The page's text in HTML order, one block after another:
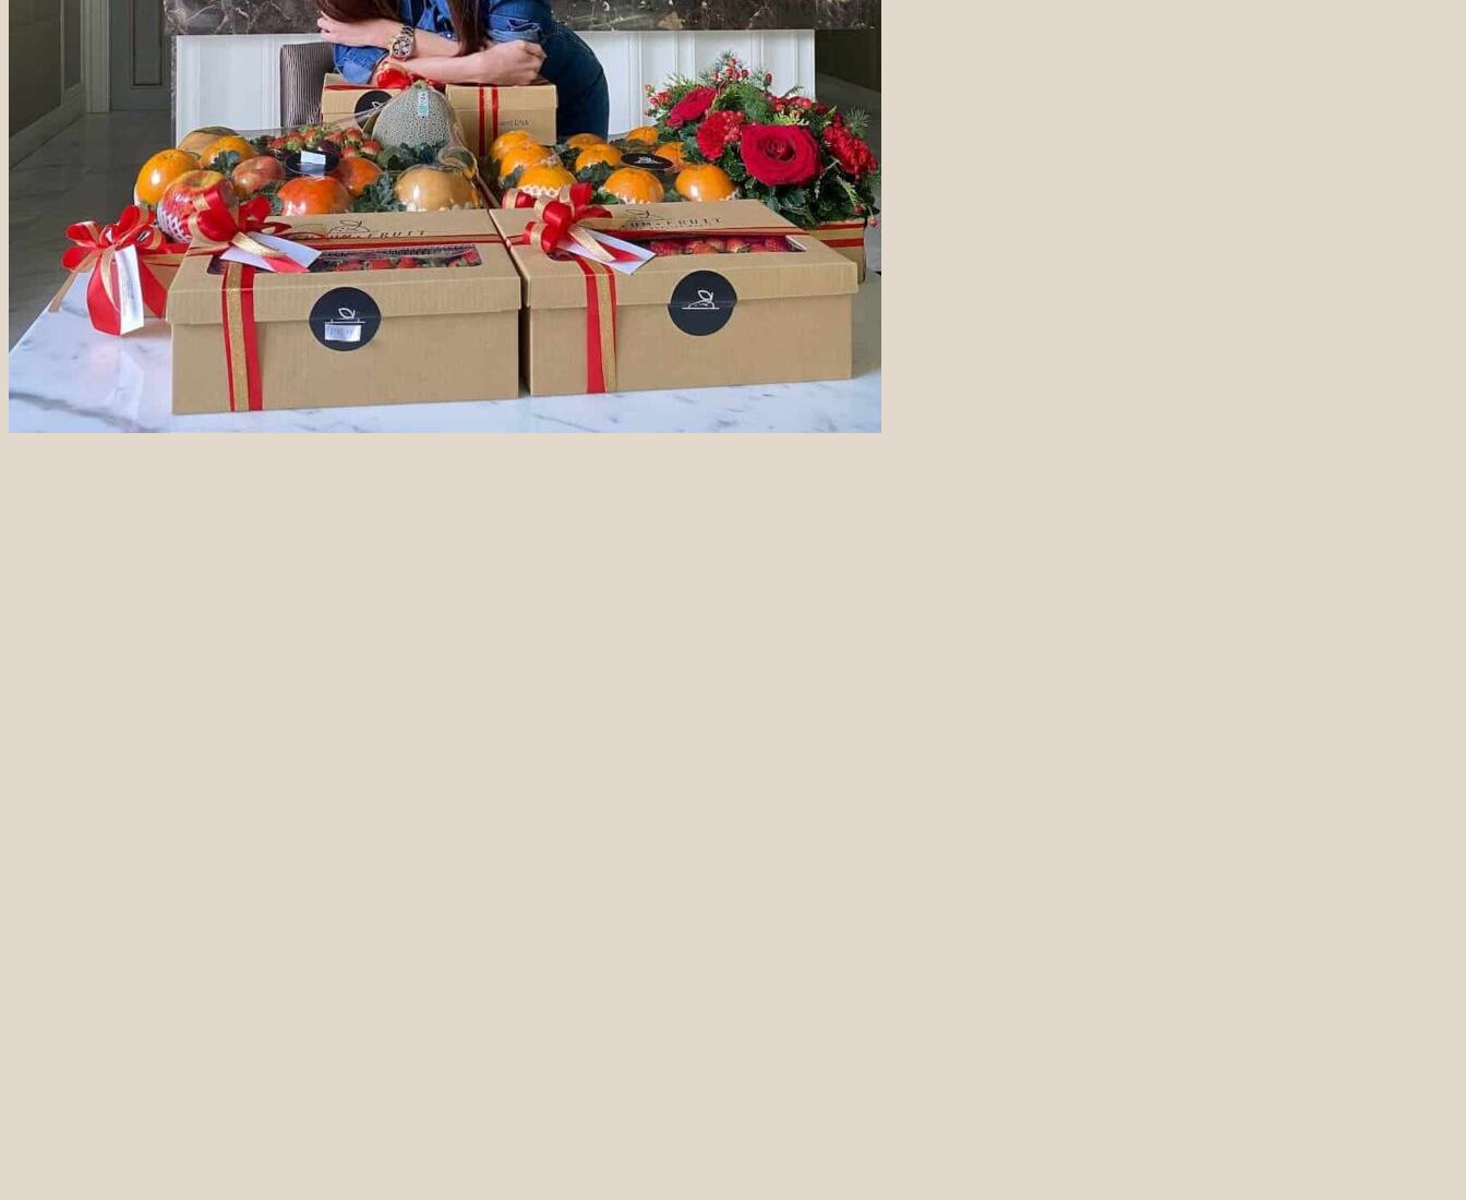
ชุดผลไม้วันเกิด
ชุดเค้กผลไม้วันเกิด
ของขวัญรับปริญญา
ช่อดอกไม้กินได้
ชุดช่อดอกไม้แสดงความยินดี
ชุดของขวัญดูแลสุขภาพแม่และลูกวัยเติบโต
ชุดตะกร้าของขวัญ
ชุดผลไม้พร้อมทาน
Onsite Service